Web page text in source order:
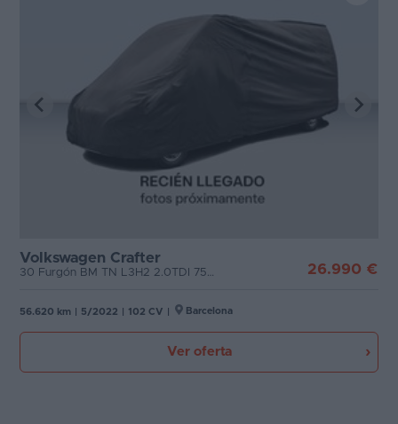
Volkswagen Crafter
30 Furgón BM TN L3H2 2.0TDI 75kW (102CV) 26.990 €
56.620 km 5/2022 102 CV Barcelona
Ver oferta